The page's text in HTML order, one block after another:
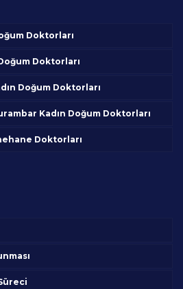
Doktorları
Doktorları
Doğum Doktorları
Kadın Doğum Doktorları
Doktorları